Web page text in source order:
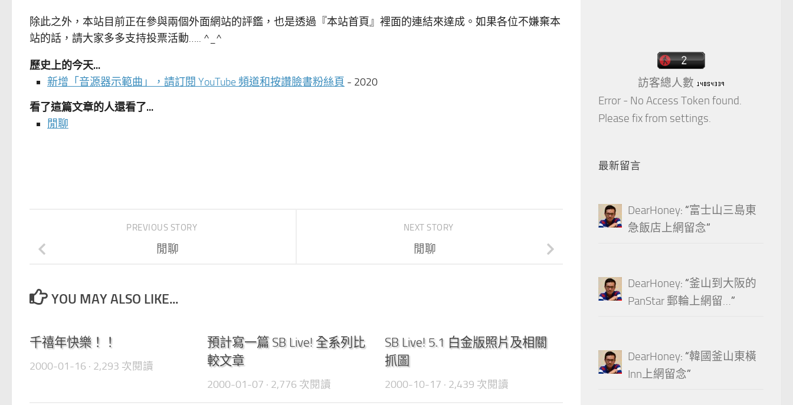
除此之外，本站目前正在參與兩個外面網站的評鑑，也是透過『本站首頁』裡面的連結來達成。如果各位不嫌棄本
站的話，請大家多多支持投票活動….. ^_^
歷史上的今天...
新增「音源器示範曲」，請訂閱 YouTube 頻道和按讚臉書粉絲頁 - 2020
看了這篇文章的人還看了...
閒聊
NEXT STORY
閒聊
PREVIOUS STORY
閒聊
YOU MAY ALSO LIKE...
千禧年快樂！！
2000-01-16 · 2,293 次閱讀
預計寫一篇 SB Live! 全系列比
較文章
2000-01-07 · 2,776 次閱讀
SB Live! 5.1 白金版照片及相關
抓圖
2000-10-17 · 2,439 次閱讀
訪客總人數
Error - No Access Token found.
Please fix from settings.
最新留言
DearHoney: “富士山三島東
急飯店上網留念”
DearHoney: “釜山到大阪的
PanStar 郵輪上網留…”
DearHoney: “韓國釜山東橫
Inn上網留念”